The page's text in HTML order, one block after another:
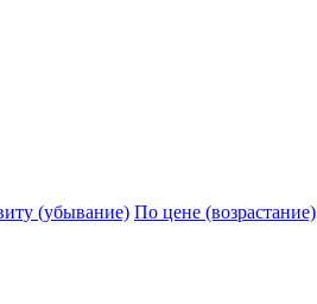
(убывание) По цене (возрастание)